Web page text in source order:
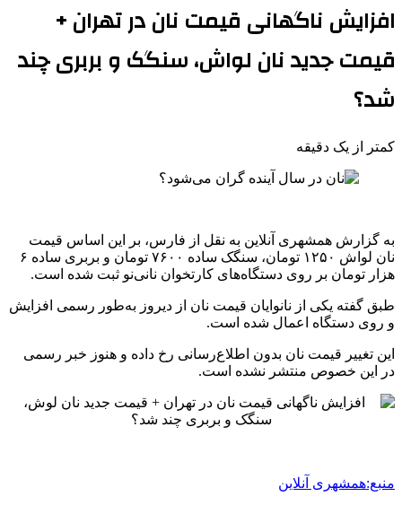
افزایش ناگهانی قیمت نان در تهران +
قیمت جدید نان لواش، سنگک و بربری چند
شد؟
کمتر از یک دقیقه
به گزارش همشهری آنلاین به نقل از فارس، بر این اساس قیمت
نان لواش ۱۲۵۰ تومان، سنگک ساده ۷۶۰۰ تومان و بربری ساده ۶
هزار تومان بر روی دستگاه‌های کارتخوان نانی‌نو ثبت شده است.
طبق گفته یکی از نانوایان قیمت نان از دیروز به‌طور رسمی افزایش
و روی دستگاه اعمال شده است.
این تغییر قیمت نان بدون اطلاع‌رسانی رخ داده و هنوز خبر رسمی
در این خصوص منتشر نشده است.
منبع:همشهری آنلاین